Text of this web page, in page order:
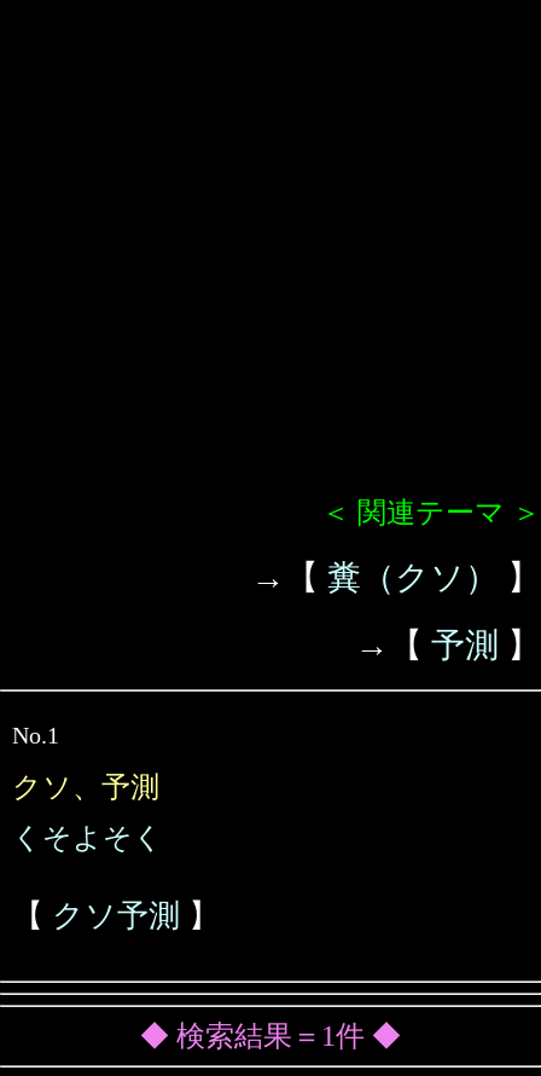
＜ 関連テーマ ＞
→【 糞（クソ）
】
→【 予測 】
No.1
クソ、予測
くそよそく
【 クソ予測 】
◆ 検索結果＝1件 ◆